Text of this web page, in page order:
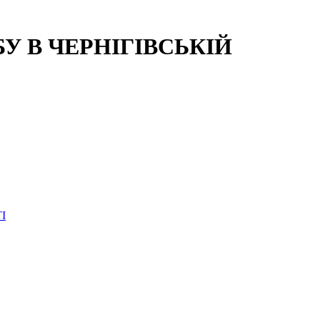
ЧЕРНІГІВСЬКІЙ